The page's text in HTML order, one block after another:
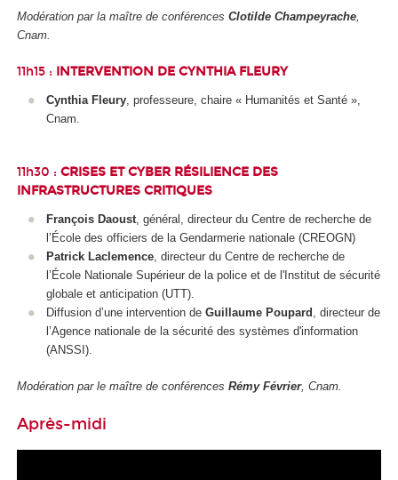
Modération par la maître de conférences Clotilde Champeyrache,
Cnam.
11h15 : INTERVENTION DE CYNTHIA FLEURY
Cynthia Fleury, professeure, chaire « Humanités et Santé »,
Cnam.
11h30 : CRISES ET CYBER RÉSILIENCE DES
INFRASTRUCTURES CRITIQUES
François Daoust, général, directeur du Centre de recherche de
l’École des officiers de la Gendarmerie nationale (CREOGN)
Patrick Laclemence, directeur du Centre de recherche de
l’École Nationale Supérieur de la police et de l'Institut de sécurité
globale et anticipation (UTT).
Diffusion d’une intervention de Guillaume Poupard , directeur de
l’Agence nationale de la sécurité des systèmes d'information
(ANSSI).
Modération par le maître de conférences Rémy Février, Cnam.
Après-midi